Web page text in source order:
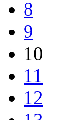
8
9
10
11
12